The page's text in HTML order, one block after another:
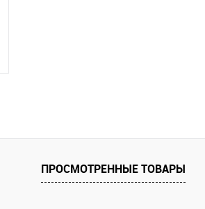
ПРОСМОТРЕННЫЕ ТОВАРЫ